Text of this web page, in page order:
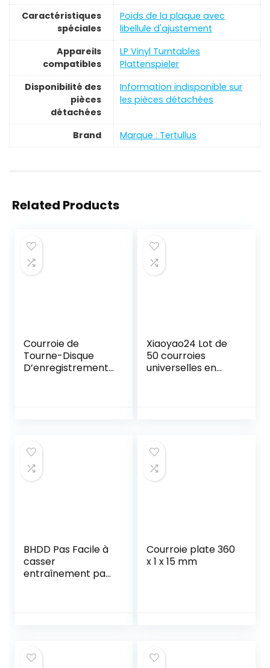
Caractéristiques
spéciales
‎Poids de la plaque avec
libellule d'ajustement
Appareils
compatibles
‎LP Vinyl Turntables
Plattenspieler
Disponibilité des
pièces
détachées
‎Information indisponible sur
les pièces détachées
Brand Marque : Tertullus
Related Products
Courroie de
Tourne-Disque
D’enregistrement,
Remplacement de
réparation,pour
Enregistreur(50PC
Xiaoyao24 Lot de
50 courroies
universelles en
40-135 mm
BHDD Pas Facile à
casser
entraînement par
Courroie plate 360
x 1 x 15 mm